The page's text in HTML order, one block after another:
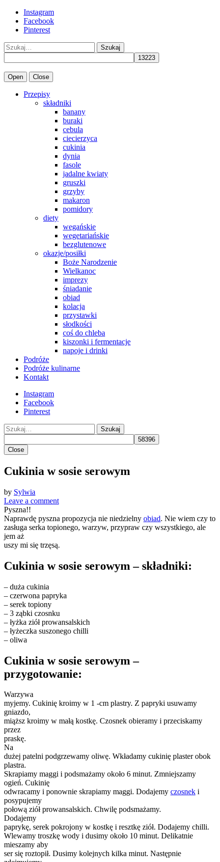
Instagram
Facebook
Pinterest
Szukaj
Open Close
Przepisy
składniki
banany
buraki
cebula
ciecierzyca
cukinia
dynia
fasole
jadalne kwiaty
gruszki
grzyby
makaron
pomidory
diety
wegańskie
wegetariańskie
bezglutenowe
okazje/posiłki
Boże Narodzenie
Wielkanoc
imprezy
śniadanie
obiad
kolacja
przystawki
słodkości
coś do chleba
kiszonki i fermentacje
napoje i drinki
Podróże
Podróże kulinarne
Kontakt
Instagram
Facebook
Pinterest
Szukaj
Close
Cukinia w sosie serowym
by Sylwia
Leave a comment
Pyszna!!
Naprawdę pyszna propozycja nie niedzielny obiad. Nie wiem czy to
zasługa serka topionego, warzyw, przypraw czy wszystkiego, ale
jem aż
uszy mi się trzęsą.
Cukinia w sosie serowym – składniki:
– duża cukinia
– czerwona papryka
– serek topiony
– 3 ząbki czosnku
– łyżka ziół prowansalskich
– łyżeczka suszonego chilli
– oliwa
Cukinia w sosie serowym –
przygotowanie:
Warzywa
myjemy. Cukinię kroimy w 1 -cm plastry. Z papryki usuwamy
gniazdo,
miąższ kroimy w małą kostkę. Czosnek obieramy i przeciskamy
przez
praskę.
Na
dużej patelni podgrzewamy oliwę. Wkładamy cukinię plaster obok
plastra.
Skrapiamy maggi i podsmażamy około 6 minut. Zmniejszamy
ogień. Cukinię
odwracamy i ponownie skrapiamy maggi. Dodajemy czosnek i
posypujemy
połową ziół prowansalskich. Chwilę podsmażamy.
Dodajemy
paprykę, serek pokrojony w kostkę i resztkę ziół. Dodajemy chilli.
Wlewamy troszkę wody i dusimy około 10 minut. Delikatnie
mieszamy aby
ser się roztopił. Dusimy kolejnych kilka minut. Następnie